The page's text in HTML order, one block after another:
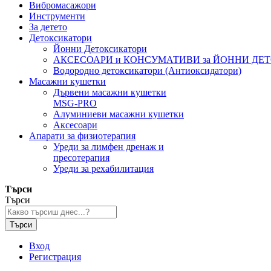
Вибромасажори
Инструменти
За детето
Детоксикатори
Йонни Детоксикатори
АКСЕСОАРИ и КОНСУМАТИВИ за ЙОННИ
Водородно детоксикатори (Антиоксидатори)
Масажни кушетки
Дървени масажни кушетки
MSG-PRO
Алуминиеви масажни кушетки
Аксесоари
Апарати за физиотерапия
Уреди за лимфен дренаж и
пресотерапия
Уреди за рехабилитация
Търси
Търси
Търси
Вход
Регистрация